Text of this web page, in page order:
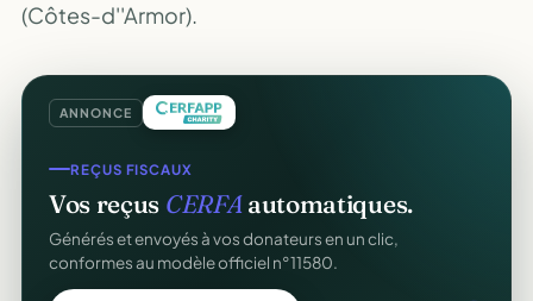
(Côtes-d''Armor).
ANNONCE
REÇUS FISCAUX
Vos reçus CERFAautomatiques.
Générés et envoyés à vos donateurs en un clic,
conformes au modèle officiel n°11580.